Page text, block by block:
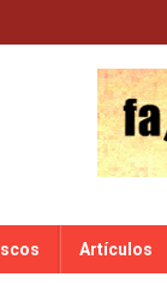
Artículos